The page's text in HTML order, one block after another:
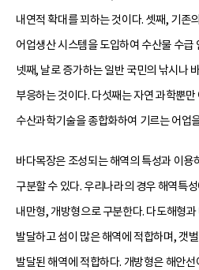
내연적 확대를 꾀하는 것이다. 셋째, 기존
어업생산 시스템을 도입하여 수산물 수급
넷째, 날로 증가하는 일반 국민의 낚시나
부응하는 것이다. 다섯째는 자연 과학뿐
수산과학기술을 종합화하여 기르는 어업
바다목장은 조성되는 해역의 특성과 이용
구분할 수 있다. 우리나라의 경우 해역특
내만형, 개방형으로 구분한다. 다도해형
발달하고 섬이 많은 해역에 적합하며, 갯
발달된 해역에 적합하다. 개방형은 해안